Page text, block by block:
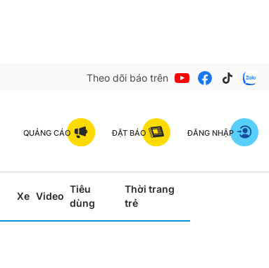
Theo dõi báo trên
QUẢNG CÁO ĐẶT BÁO ĐĂNG NHẬP
Xe Video
Tiêu
dùng
Thời trang
trẻ